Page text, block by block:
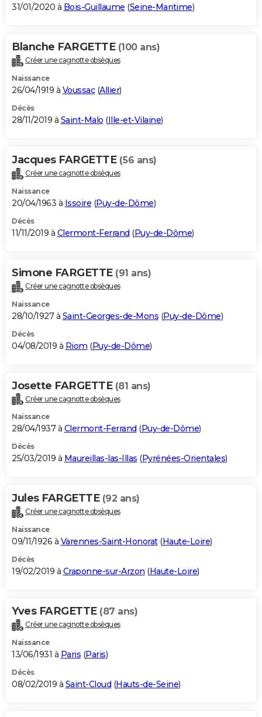
31/01/2020 à Bois-Guillaume (Seine-Maritime)
Blanche FARGETTE (100 ans)
Créer une cagnotte obsèques
Naissance
26/04/1919 à Voussac(Allier)
Décès
28/11/2019 à Saint-Malo (Ille-et-Vilaine)
Jacques FARGETTE (56 ans)
Créer une cagnotte obsèques
Naissance
20/04/1963 à Issoire (Puy-de-Dôme)
Décès
11/11/2019 à Clermont-Ferrand (Puy-de-Dôme)
Simone FARGETTE (91 ans)
Créer une cagnotte obsèques
Naissance
28/10/1927 à Saint-Georges-de-Mons (Puy-de-Dôme)
Décès
04/08/2019 à Riom (Puy-de-Dôme)
Josette FARGETTE (81 ans)
Créer une cagnotte obsèques
Naissance
28/04/1937 à Clermont-Ferrand (Puy-de-Dôme)
Décès
25/03/2019 à Maureillas-las-Illas (Pyrénées-Orientales)
Jules FARGETTE (92 ans)
Créer une cagnotte obsèques
Naissance
09/11/1926 à Varennes-Saint-Honorat(Haute-Loire)
Décès
19/02/2019 à Craponne-sur-Arzon (Haute-Loire)
Yves FARGETTE (87 ans)
Créer une cagnotte obsèques
Naissance
13/06/1931 à Paris (Paris)
Décès
08/02/2019 à Saint-Cloud (Hauts-de-Seine)